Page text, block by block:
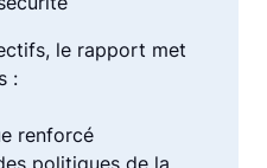
le rapport met
:
renforcé